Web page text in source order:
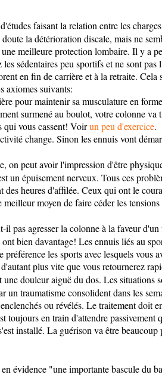
faisant la relation entre les
la détérioration discale, mais ne
meilleure protection lombaire. Il y a
sédentaires peu sportifs et ne sont
en fin de carrière et à la retraite.
axiomes suivants:
pour maintenir sa musculature en
surmené au boulot, votre colonne
qui vous cassent! Voirun peu d'exercice.
change. Sinon les ennuis vont
on peut avoir l'impression d'être
épuisement nerveux. Tous ces
heures d'affilée. Ceux qui ont le
moyen de faire céder les
pas agresser la colonne à la faveur
bien davantage! Les ennuis liés au
les sports avec lesquels vous
plus vite que vous retournerez
douleur aiguë du dos. Les situations
traumatisme consolident dans les
ou révélés. Le traitement doit
en train d'attendre passivement
installé. La guérison va être
évidence "une importante bascule du